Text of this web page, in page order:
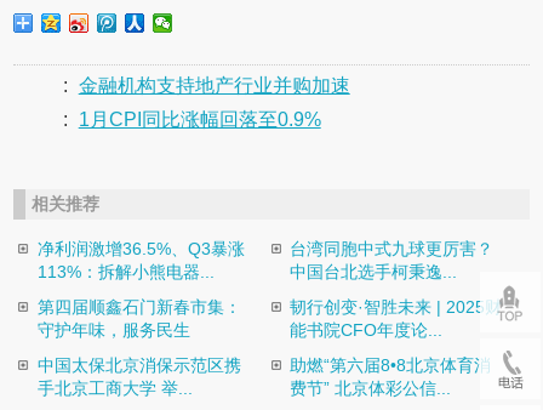
: 金融机构支持地产行业并购加速
:
1月CPI同比涨幅回落至0.9%
相关推荐
净利润激增36.5%、Q3暴涨
113%：拆解小熊电器...
台湾同胞中式九球更厉害？
中国台北选手柯秉逸...
第四届顺鑫石门新春市集：
守护年味，服务民生
韧行创变·智胜未来 | 2025财
能书院CFO年度论...
中国太保北京消保示范区携
手北京工商大学 举...
助燃“第六届8•8北京体育消
费节” 北京体彩公信...